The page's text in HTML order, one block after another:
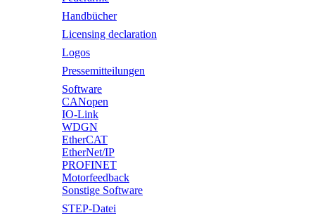
Handbücher
Licensing declaration
Logos
Pressemitteilungen
Software
CANopen
IO-Link
WDGN
EtherCAT
EtherNet/IP
PROFINET
Motorfeedback
Sonstige Software
STEP-Datei